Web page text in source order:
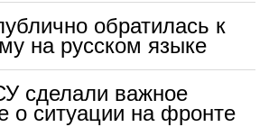
обратилась к
на русском языке
сделали важное
о ситуации на фронте